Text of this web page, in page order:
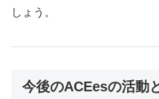
しょう。
今後のACEesの活動